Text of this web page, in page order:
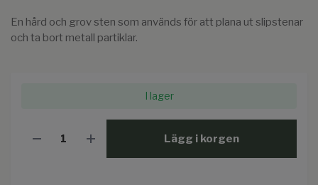
En hård och grov sten som används för att plana ut slipstenar
och ta bort metall partiklar.
I lager
Lägg i korgen